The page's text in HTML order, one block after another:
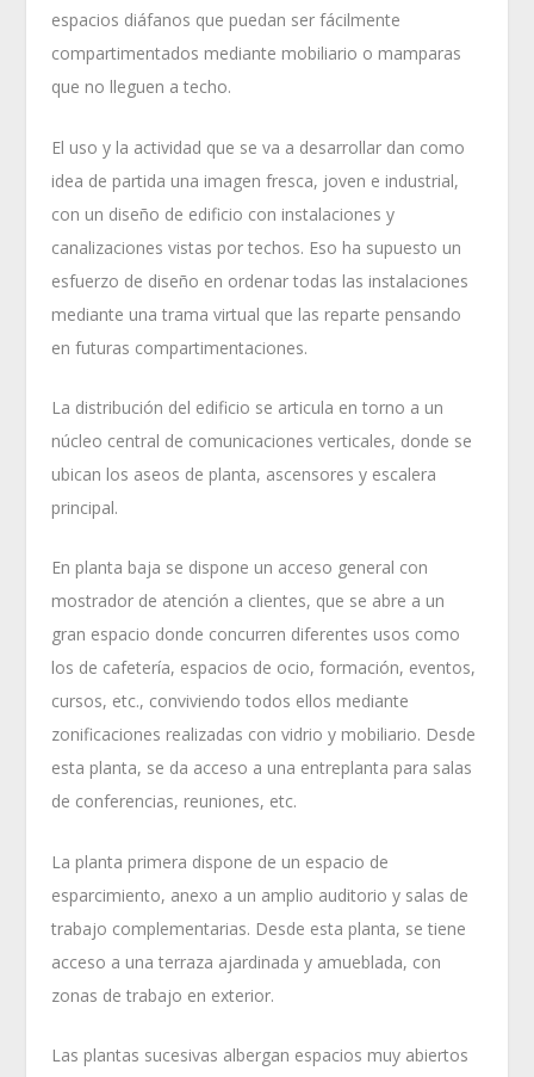
espacios diáfanos que puedan ser fácilmente
compartimentados mediante mobiliario o mamparas
que no lleguen a techo.
El uso y la actividad que se va a desarrollar dan como
idea de partida una imagen fresca, joven e industrial,
con un diseño de edificio con instalaciones y
canalizaciones vistas por techos. Eso ha supuesto un
esfuerzo de diseño en ordenar todas las instalaciones
mediante una trama virtual que las reparte pensando
en futuras compartimentaciones.
La distribución del edificio se articula en torno a un
núcleo central de comunicaciones verticales, donde se
ubican los aseos de planta, ascensores y escalera
principal.
En planta baja se dispone un acceso general con
mostrador de atención a clientes, que se abre a un
gran espacio donde concurren diferentes usos como
los de cafetería, espacios de ocio, formación, eventos,
cursos, etc., conviviendo todos ellos mediante
zonificaciones realizadas con vidrio y mobiliario. Desde
esta planta, se da acceso a una entreplanta para salas
de conferencias, reuniones, etc.
La planta primera dispone de un espacio de
esparcimiento, anexo a un amplio auditorio y salas de
trabajo complementarias. Desde esta planta, se tiene
acceso a una terraza ajardinada y amueblada, con
zonas de trabajo en exterior.
Las plantas sucesivas albergan espacios muy abiertos